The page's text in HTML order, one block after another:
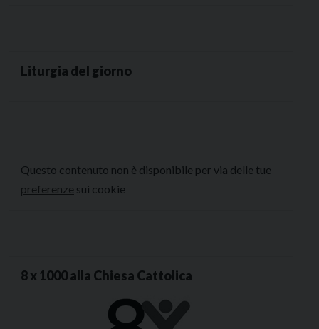
Liturgia del giorno
Questo contenuto non è disponibile per via delle tue
preferenze sui cookie
8 x 1000 alla Chiesa Cattolica